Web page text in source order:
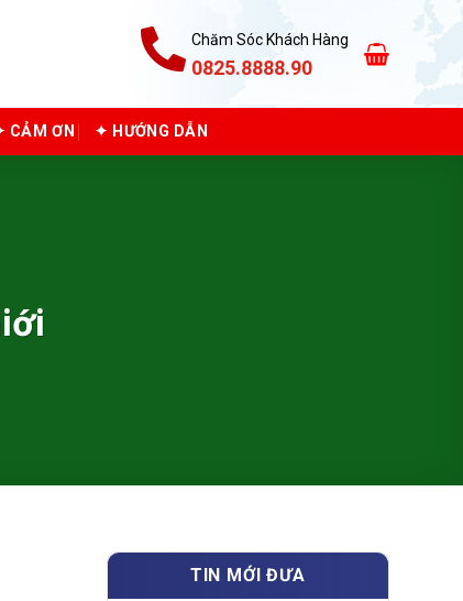
Chăm Sóc Khách Hàng
0825.8888.90
CẢM ƠN ✦ HƯỚNG DẪN
TIN MỚI ĐƯA